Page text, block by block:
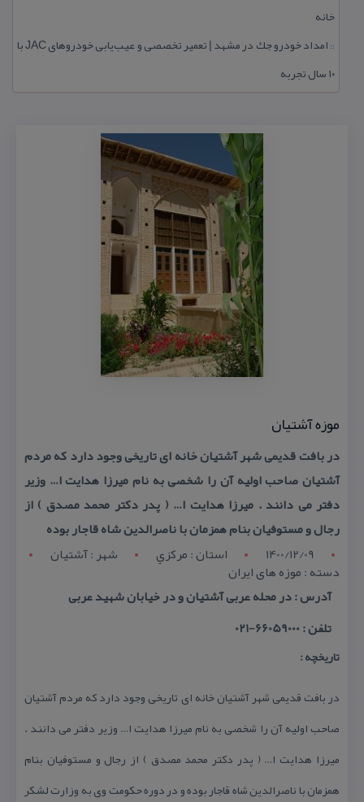
خانه
::
امداد خودرو جك در مشهد | تعمیر تخصصی و عیب‌یابی خودروهای JAC با
۱۰ سال تجربه
موزه آشتیان
در بافت قدیمی شهر آشتیان خانه ای تاریخی وجود دارد كه مردم
آشتیان صاحب اولیه آن را شخصی به نام میرزا هدایت ا… وزیر
دفتر می دانند . میرزا هدایت ا… ( پدر دكتر محمد مصدق ) از
رجال و مستوفیان بنام همزمان با ناصرالدین شاه قاجار بوده
1400/12/09
استان : مرکزي شهر : آشتيان
دسته : موزه های ایران
آدرس : در محله عربی آشتیان و در خیابان شهید عربی
تلفن : 66059000-021
تاریخچه :
در بافت قدیمی شهر آشتیان خانه ای تاریخی وجود دارد كه مردم آشتیان
صاحب اولیه آن را شخصی به نام میرزا هدایت ا… وزیر دفتر می دانند .
میرزا هدایت ا… ( پدر دكتر محمد مصدق ) از رجال و مستوفیان بنام
همزمان با ناصرالدین شاه قاجار بوده و در دوره حكومت وی به وزارت لشكر